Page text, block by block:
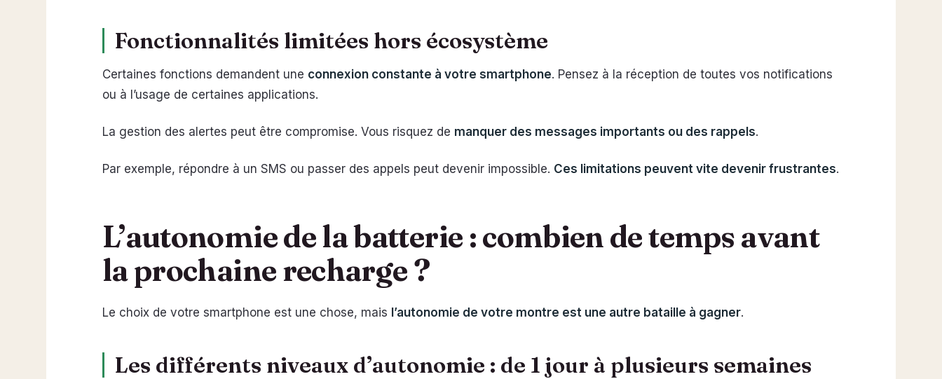
Fonctionnalités limitées hors écosystème
Certaines fonctions demandent une connexion constante à votre smartphone. Pensez à la réception de toutes vos notifications
ou à l’usage de certaines applications.
La gestion des alertes peut être compromise. Vous risquez de manquer des messages importants ou des rappels.
Par exemple, répondre à un SMS ou passer des appels peut devenir impossible. Ces limitations peuvent vite devenir frustrantes.
L’autonomie de la batterie : combien de temps avant
la prochaine recharge ?
Le choix de votre smartphone est une chose, mais l’autonomie de votre montre est une autre bataille à gagner.
Les différents niveaux d’autonomie : de 1 jour à plusieurs semaines